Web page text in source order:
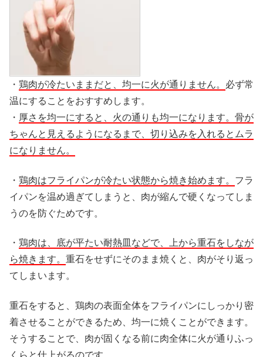
・ 鶏肉が冷たいままだと、均一に火が通りません。 必ず常
温にすることをおすすめします。
・ 厚さを均一にすると、火の通りも均一になります。骨が
ちゃんと見えるようになるまで、切り込みを入れるとムラ
になりません。
・ 鶏肉はフライパンが冷たい状態から焼き始めます。 フラ
イパンを温め過ぎてしまうと、肉が縮んで硬くなってしま
うのを防ぐためです。
・ 鶏肉は、底が平たい耐熱皿などで、上から重石をしなが
ら焼きます。 重石をせずにそのまま焼くと、肉がそり返っ
てしまいます。
重石をすると、鶏肉の表面全体をフライパンにしっかり密
着させることができるため、均一に焼くことができます。
そうすることで、肉が固くなる前に肉全体に火が通りふっ
くらと仕上がるのです。